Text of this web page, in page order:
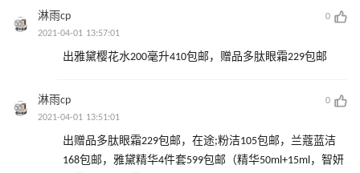
淋雨cp
0
2021-04-01 13:57:01
出雅黛樱花水200毫升410包邮，赠品多肽眼霜229包邮
淋雨cp
0
2021-04-01 13:51:01
出赠品多肽眼霜229包邮，在途;粉洁105包邮，兰蔻蓝洁
168包邮，雅黛精华4件套599包邮（精华50ml+15ml，智妍